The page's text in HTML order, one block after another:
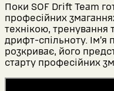
Поки SOF Drift Team
професійних
технікою, тренування
дрифт-спільноту. Ім’я
розкриває, його
старту професійних